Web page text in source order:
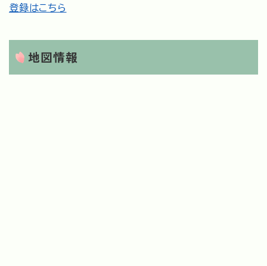
登録はこちら
地図情報